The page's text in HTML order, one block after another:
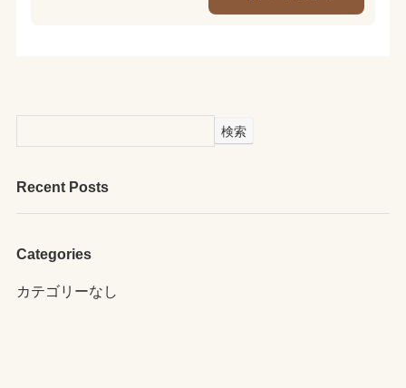
検索
Recent Posts
Categories
カテゴリーなし